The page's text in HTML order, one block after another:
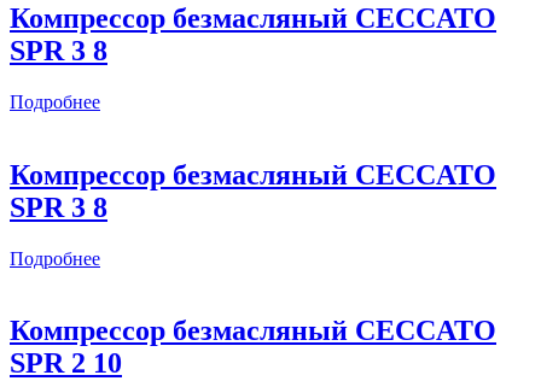
Компрессор безмасляный CECCATO
SPR 3 8
Подробнее
Компрессор безмасляный CECCATO
SPR 3 8
Подробнее
Компрессор безмасляный CECCATO
SPR 2 10